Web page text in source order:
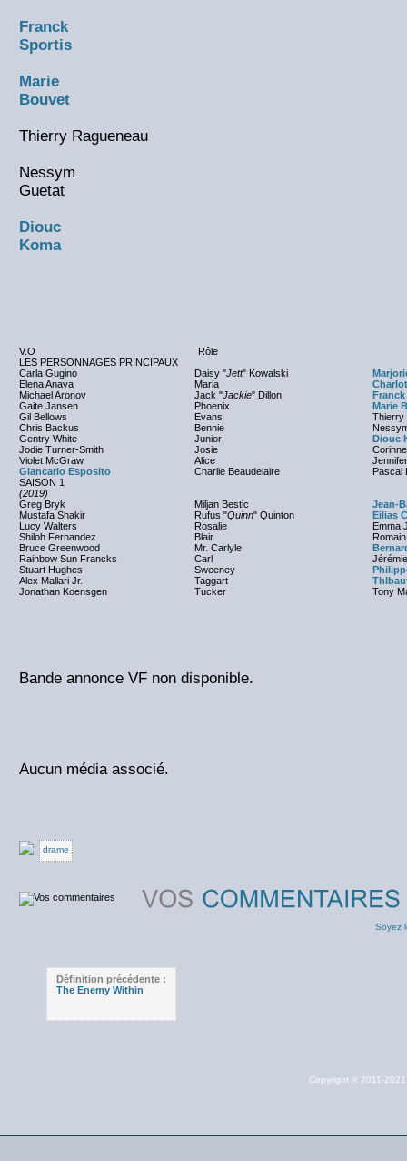
Franck
Sportis
Marie
Bouvet
Thierry Ragueneau
Nessym
Guetat
Diouc
Koma
V.O
Rôle
LES PERSONNAGES PRINCIPAUX
Carla Gugino
Daisy "Jett" Kowalski
Elena Anaya
Maria
Michael Aronov
Jack "Jackie" Dillon
Gaite Jansen
Phoenix
Marie
Gil Bellows
Evans
Thierry
Chris Backus
Bennie
Gentry White
Junior
Diouc
Jodie Turner-Smith
Josie
Violet McGraw
Alice
Giancarlo Esposito
Charlie Beaudelaire
Pascal
SAISON 1
(2019)
Greg Bryk
Miljan Bestic
Jean-
Mustafa Shakir
Rufus "Quinn" Quinton
Eilias
Lucy Walters
Rosalie
Emma
Shiloh Fernandez
Blair
Bruce Greenwood
Mr. Carlyle
Rainbow Sun Francks
Carl
Stuart Hughes
Sweeney
Alex Mallari Jr.
Taggart
Jonathan Koensgen
Tucker Tony
Bande annonce VF non disponible.
Aucun média associé.
drame
Soyez
Définition précédente :
The Enemy Within
Copyright © 2011-